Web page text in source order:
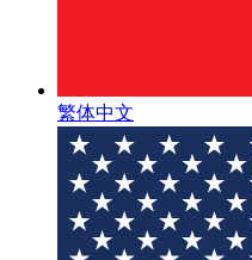
繁体中文